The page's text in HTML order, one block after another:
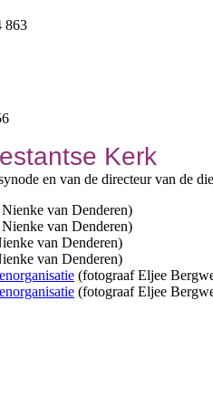
863
Kerk
en van de directeur van de
van Denderen)
van Denderen)
van Denderen)
van Denderen)
(fotograaf Eljee
(fotograaf Eljee